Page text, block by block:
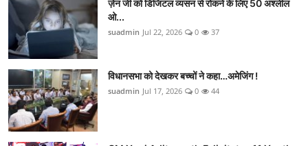
ज़ेन जी को डिजिटल व्यसन से रोकने के लिए 50 अश्लील
ओ...
suadmin Jul 22, 2026 0 37
विधानसभा को देखकर बच्चों ने कहा…अमेजिंग !
suadmin Jul 17, 2026 0 44